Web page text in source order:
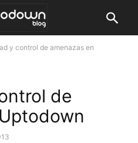
y control de amenazas en
de